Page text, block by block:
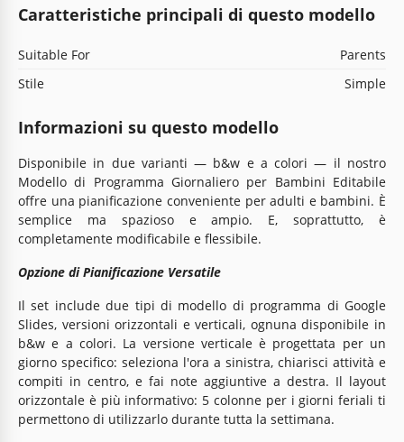
Caratteristiche principali di questo modello
Suitable For
Parents
Stile
Simple
Informazioni su questo modello
Disponibile in due varianti — b&w e a colori — il nostro
Modello di Programma Giornaliero per Bambini Editabile
offre una pianificazione conveniente per adulti e bambini. È
semplice ma spazioso e ampio. E, soprattutto, è
completamente modificabile e flessibile.
Opzione di Pianificazione Versatile
Il set include due tipi di modello di programma di Google
Slides, versioni orizzontali e verticali, ognuna disponibile in
b&w e a colori. La versione verticale è progettata per un
giorno specifico: seleziona l'ora a sinistra, chiarisci attività e
compiti in centro, e fai note aggiuntive a destra. Il layout
orizzontale è più informativo: 5 colonne per i giorni feriali ti
permettono di utilizzarlo durante tutta la settimana.